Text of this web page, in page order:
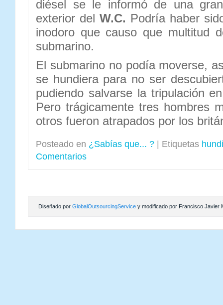
diésel se le informó de una
exterior delW.C. Podría haber
inodoro que causo que multitud
submarino.
El submarino no podía moverse,
se hundiera para no ser
pudiendo salvarse la tripulación
Pero trágicamente tres hombres
otros fueron atrapados por los
Posteado en ¿Sabías que... ? Etiquetas
Comentarios
Diseñado por GlobalOutsourcingService y modificado por Francisco Javier